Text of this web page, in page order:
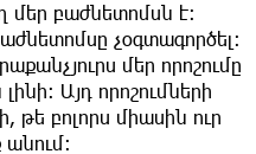
մեր բաժնետոմսն է:
չօգտագործել:
մեր որոշումը
Այդ որոշումների
թե բոլորս միասին ուր
անում: